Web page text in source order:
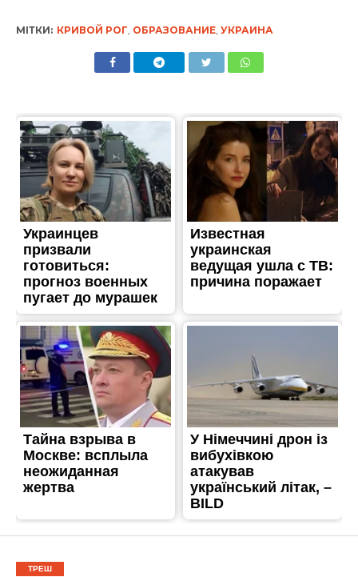
МІТКИ: КРИВОЙ РОГ ОБРАЗОВАНИЕ, УКРАИНА
ТРЕШ